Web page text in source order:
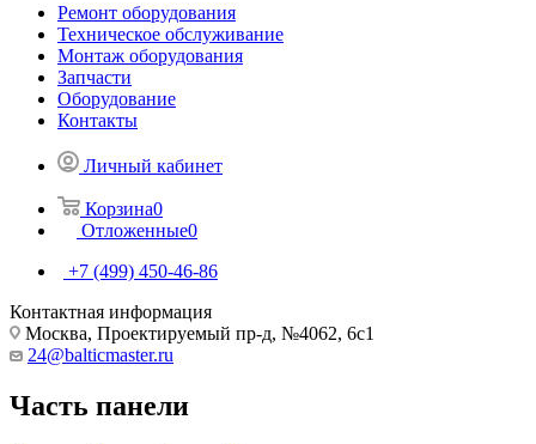
Ремонт оборудования
Техническое обслуживание
Монтаж оборудования
Запчасти
Оборудование
Контакты
Личный кабинет
Корзина0
Отложенные0
+7 (499) 450-46-86
Контактная информация
Москва, Проектируемый пр-д, №4062, 6с1
24@balticmaster.ru
Часть панели